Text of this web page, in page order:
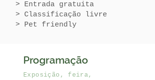
> Entrada gratuita
> Classificação livre
> Pet friendly
Programação
Exposição, feira,